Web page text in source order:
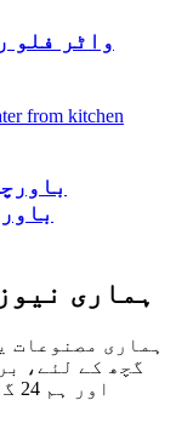
واٹر فلو
ہماری
ہماری مصنوعات
گچھ کے لئے،
اور ہم 24 گھنٹوں کے اندر رابطے میں رہیں گے۔